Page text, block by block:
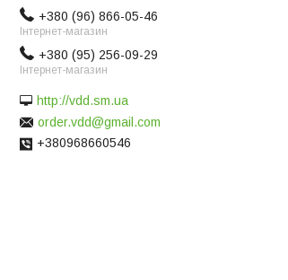
+380 (96) 866-05-46
Інтернет-магазин
+380 (95) 256-09-29
Інтернет-магазин
http://vdd.sm.ua
order.vdd@gmail.com
+380968660546